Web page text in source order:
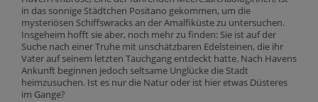
in das sonnige Städtchen Positano gekommen, um die
mysteriösen Schiffswracks an der Amalfiküste zu untersuchen.
Insgeheim hofft sie aber, noch mehr zu finden: Sie ist auf der
Suche nach einer Truhe mit unschätzbaren Edelsteinen, die ihr
Vater auf seinem letzten Tauchgang entdeckt hatte. Nach Havens
Ankunft beginnen jedoch seltsame Unglücke die Stadt
heimzusuchen. Ist es nur die Natur oder ist hier etwas Düsteres
im Gange?